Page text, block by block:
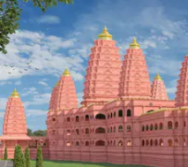
270 అడుగుల
అతిపెద్ద విరాట్‌
ప్రారంభం
వ్రాసిన వారు TEJAVYAS BESTHA Jun
ఈ వార్తాకథనం ఏంటి